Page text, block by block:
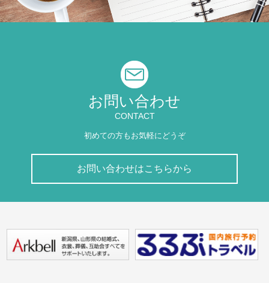
お問い合わせ
CONTACT
初めての方もお気軽にどうぞ
お問い合わせはこちらから